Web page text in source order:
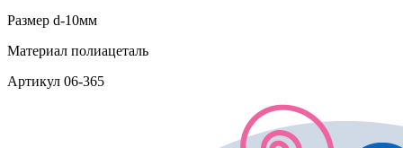
Размер d-10мм
Материал полиацеталь
Артикул 06-365